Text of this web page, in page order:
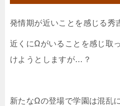
発情期が近いことを感じる秀
近くにΩがいることを感じ取
けようとしますが…？
新たなΩの登場で学園は混乱